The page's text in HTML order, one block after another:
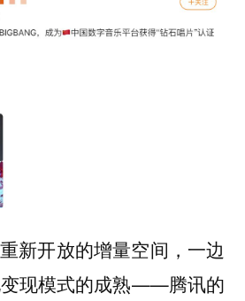
新开放的增量空间，一边
变现模式的成熟——腾讯的